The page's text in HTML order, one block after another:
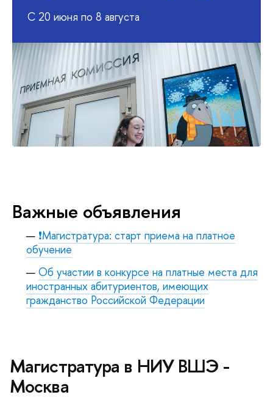
С 20 июня по 8 августа
Важные объявления
❗Магистратура: старт приема на платное
обучение
Об участии в конкурсе на платные места для
иностранных абитуриентов, имеющих
гражданство Российской Федерации
Магистратура в НИУ ВШЭ -
Москва